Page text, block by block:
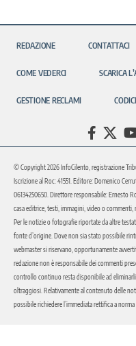
REDAZIONE CONTATTACI
COME VEDERCI SCARICA
GESTIONE RECLAMI
© Copyright 2026 InfoCilento, registrazione
Iscrizione al Roc: 41551. Editore: Domenico
06134250650. Direttore responsabile: Ernesto
casa editrice, testi, immagini, video o
Per le notizie o fotografie riportate da altre
fonte d’origine. Dove non sia stato possibile
webmaster si riservano, opportunamente
redazione non è responsabile dei commenti
controllo continuo resta disponibile ad
oltraggiosi. Relativamente al contenuto delle
possibile richiedere l’immediata rettifica a norma